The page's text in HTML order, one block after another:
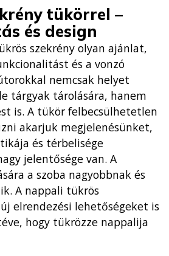
tükörrel –
és design
szekrény olyan ajánlat,
és a vonzó
nemcsak helyet
tárgyak tárolására, hanem
is. A tükör felbecsülhetetlen
akarjuk megjelenésünket,
és térbelisége
jelentősége van. A
a szoba nagyobbnak és
A nappali tükrös
elrendezési lehetőségeket is
hogy tükrözze nappalija